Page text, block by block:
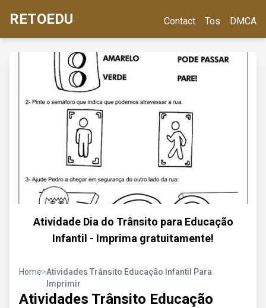
RETOEDU Contact Tos DMCA
Atividade Dia do Trânsito para Educação
Infantil - Imprima gratuitamente!
Home>Atividades Trânsito Educação Infantil Para
Imprimir
Atividades Trânsito Educação